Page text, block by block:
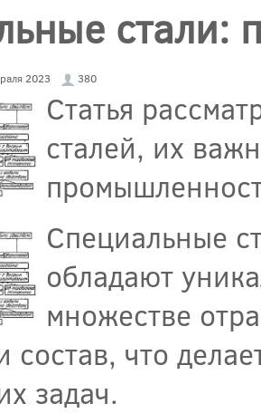
стали:
2023 380
Статья
сталей, их
Специальные
обладают
множестве
состав, что
задач.